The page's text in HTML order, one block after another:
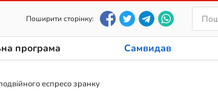
Поширити сторінку:
програма Самвидав
еспресо зранку